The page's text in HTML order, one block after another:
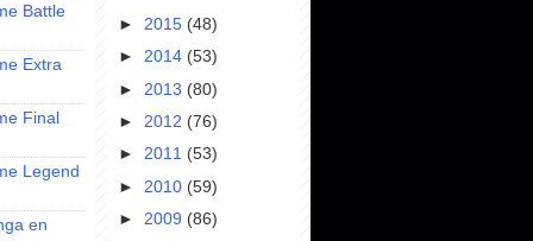
Battle
Extra
Final
Legend
en
► 2015 (48)
► 2014 (53)
► 2013 (80)
► 2012 (76)
► 2011 (53)
► 2010 (59)
► 2009 (86)